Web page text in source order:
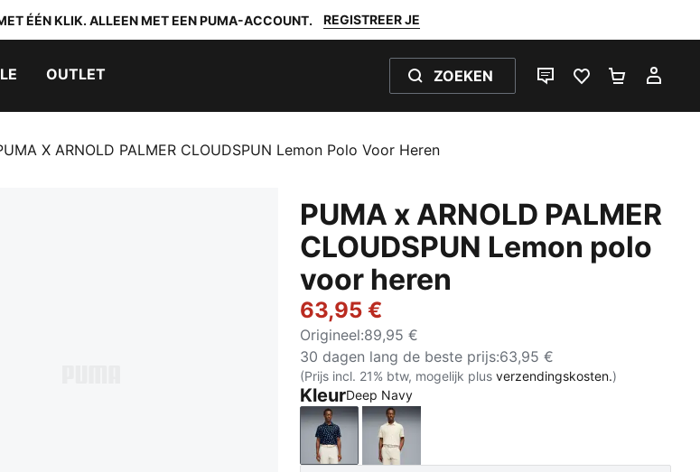
ÉÉN KLIK. ALLEEN MET EEN PUMA-ACCOUNT. REGISTREER JE
OUTLET ZOEKEN
LIVE CHATFAVORIETEN 0
X ARNOLD PALMER CLOUDSPUN Lemon Polo Voor Heren
PUMA x ARNOLD PALMER
CLOUDSPUN Lemon polo
voor heren
63,95 €
Origineel:89,95 €
30 dagen lang de beste prijs:63,95 €
(Prijs incl. 21% btw, mogelijk plusverzendingskosten.)
KleurDeep Navy
Deep NavyAlpine Snow